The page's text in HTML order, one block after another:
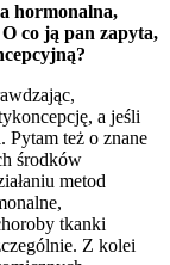
hormonalna,
co ją pan zapyta,
a jeśli
Pytam też o znane
środków
metod
tkanki
Z kolei